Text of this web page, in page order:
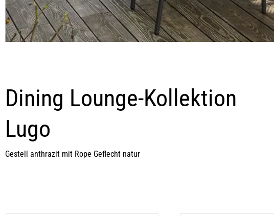
Dining Lounge-Kollektion
Lugo
Gestell anthrazit mit Rope Geflecht natur